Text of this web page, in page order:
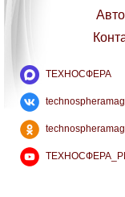
ТЕХНОСФЕРА
technospheramag
technospheramag